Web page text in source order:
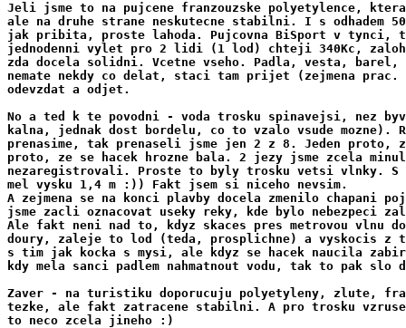
Jeli jsme to na pujcene franzouzske polyetylence,
ale na druhe strane neskutecne stabilni. I s odhadem
jak pribita, proste lahoda. Pujcovna BiSport v tynci,
jednodenni vylet pro 2 lidi (1 lod) chteji 340Kc,
zda docela solidni. Vcetne vseho. Padla, vesta, barel,
nemate nekdy co delat, staci tam prijet (zejmena
odevzdat a odjet.
No a ted k te povodni - voda trosku spinavejsi, nez
kalna, jednak dost bordelu, co to vzalo vsude
prenasime, tak prenaseli jsme jen 2 z 8. Jeden
proto, ze se hacek hrozne bala. 2 jezy jsme zcela
nezaregistrovali. Proste to byly trosku vetsi vlnky.
mel vysku 1,4 m :)) Fakt jsem si niceho nevsim.
A zejmena se na konci plavby docela zmenilo chapani
jsme zacli oznacovat useky reky, kde bylo
Ale fakt neni nad to, kdyz skaces pres metrovou vlnu
doury, zaleje to lod (teda, prosplichne) a vyskocis
s tim jak kocka s mysi, ale kdyz se hacek naucila
kdy mela sanci padlem nahmatnout vodu, tak to pak slo
Zaver - na turistiku doporucuju polyetyleny, zlute,
tezke, ale fakt zatracene stabilni. A pro trosku
to neco zcela jineho :)